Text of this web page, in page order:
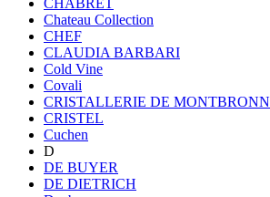
Chateau Collection
CHEF
CLAUDIA BARBARI
Cold Vine
Covali
CRISTALLERIE DE MONTBRONN
CRISTEL
Cuchen
D
DE BUYER
DE DIETRICH